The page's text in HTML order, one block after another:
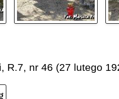
R.7, nr 46 (27 lutego